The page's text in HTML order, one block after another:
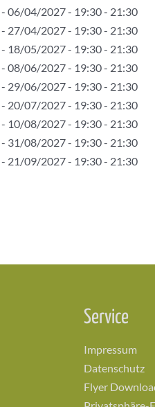
- 06/04/2027 - 19:30 - 21:30
- 27/04/2027 - 19:30 - 21:30
- 18/05/2027 - 19:30 - 21:30
- 08/06/2027 - 19:30 - 21:30
- 29/06/2027 - 19:30 - 21:30
- 20/07/2027 - 19:30 - 21:30
- 10/08/2027 - 19:30 - 21:30
- 31/08/2027 - 19:30 - 21:30
- 21/09/2027 - 19:30 - 21:30
Service
Impressum
Datenschutz
Flyer